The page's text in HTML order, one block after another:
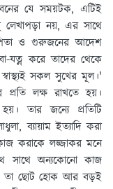
যে সময়টক, এটিই
নয়, এর সাথে
ও গুরুজনের আদেশ
যত্ন করে তাদের থেকে
সকল সুখের মূল।'
প্রতি লক্ষ রাখতে হয়।
হয়। তার জন্যে প্রতিটি
ব্যায়াম ইত্যাদি করা
করাকে লজ্জাকর মনে
সাথে অন্যকোনাে কাজ
ছােট হােক আর বড়ই